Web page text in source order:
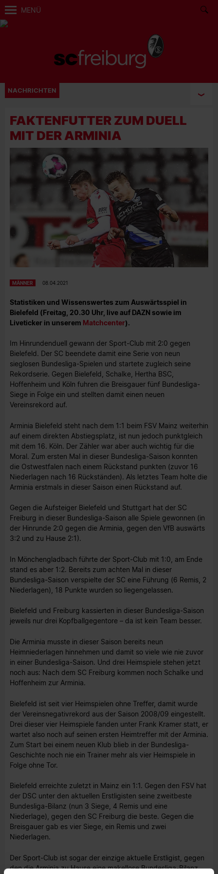
MENÜ
NACHRICHTEN
FAKTENFUTTER ZUM DUELL
MIT DER ARMINIA
MÄNNER 08.04.2021
Statistiken und Wissenswertes zum Auswärtsspiel in
Bielefeld (Freitag, 20.30 Uhr, live auf DAZN sowie im
Liveticker in unserem Matchcenter).
Im Hinrundenduell gewann der Sport-Club mit 2:0 gegen
Bielefeld. Der SC beendete damit eine Serie von neun
sieglosen Bundesliga-Spielen und startete zugleich seine
Rekordserie. Gegen Bielefeld, Schalke, Hertha BSC,
Hoffenheim und Köln fuhren die Breisgauer fünf Bundesliga-
Siege in Folge ein und stellten damit einen neuen
Vereinsrekord auf.
Arminia Bielefeld steht nach dem 1:1 beim FSV Mainz weiterhin
auf einem direkten Abstiegsplatz, ist nun jedoch punktgleich
mit dem 16. Köln. Der Zähler war aber auch wichtig für die
Moral. Zum ersten Mal in dieser Bundesliga-Saison konnten
die Ostwestfalen nach einem Rückstand punkten (zuvor 16
Niederlagen nach 16 Rückständen). Als letztes Team holte die
Arminia erstmals in dieser Saison einen Rückstand auf.
Gegen die Aufsteiger Bielefeld und Stuttgart hat der SC
Freiburg in dieser Bundesliga-Saison alle Spiele gewonnen (in
der Hinrunde 2:0 gegen die Arminia, gegen den VfB auswärts
3:2 und zu Hause 2:1).
In Mönchengladbach führte der Sport-Club mit 1:0, am Ende
stand es aber 1:2. Bereits zum achten Mal in dieser
Bundesliga-Saison verspielte der SC eine Führung (6 Remis, 2
Niederlagen), 18 Punkte wurden so liegengelassen.
Bielefeld und Freiburg kassierten in dieser Bundesliga-Saison
jeweils nur drei Kopfballgegentore – da ist kein Team besser.
Die Arminia musste in dieser Saison bereits neun
Heimniederlagen hinnehmen und damit so viele wie nie zuvor
in einer Bundesliga-Saison. Und drei Heimspiele stehen jetzt
noch aus: Nach dem SC Freiburg kommen noch Schalke und
Hoffenheim zur Arminia.
Bielefeld ist seit vier Heimspielen ohne Treffer, damit wurde
der Vereinsnegativrekord aus der Saison 2008/09 eingestellt.
Drei dieser vier Heimspiele fanden unter Frank Kramer statt, er
wartet also noch auf seinen ersten Heimtreffer mit der Arminia.
Zum Start bei einem neuen Klub blieb in der Bundesliga-
Geschichte noch nie ein Trainer mehr als vier Heimspiele in
Folge ohne Tor.
Bielefeld erreichte zuletzt in Mainz ein 1:1. Gegen den FSV hat
der DSC unter den aktuellen Erstligisten seine zweitbeste
Bundesliga-Bilanz (nun 3 Siege, 4 Remis und eine
Niederlage), gegen den SC Freiburg die beste. Gegen die
Breisgauer gab es vier Siege, ein Remis und zwei
Niederlagen.
Der Sport-Club ist sogar der einzige aktuelle Erstligist, gegen
den die Arminia zu Hause eine makellose Bundesliga-Bilanz